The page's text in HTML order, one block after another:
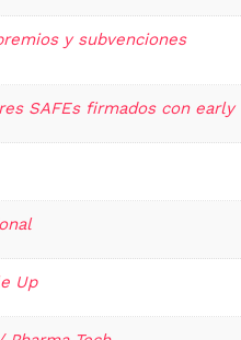
y subvenciones
SAFEs firmados con
Up